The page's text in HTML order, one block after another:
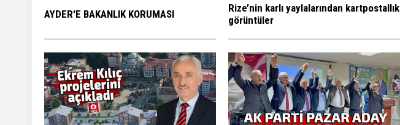
AYDER'E BAKANLIK KORUMASI
Rize’nin karlı yaylalarından kartpostallık
görüntüler